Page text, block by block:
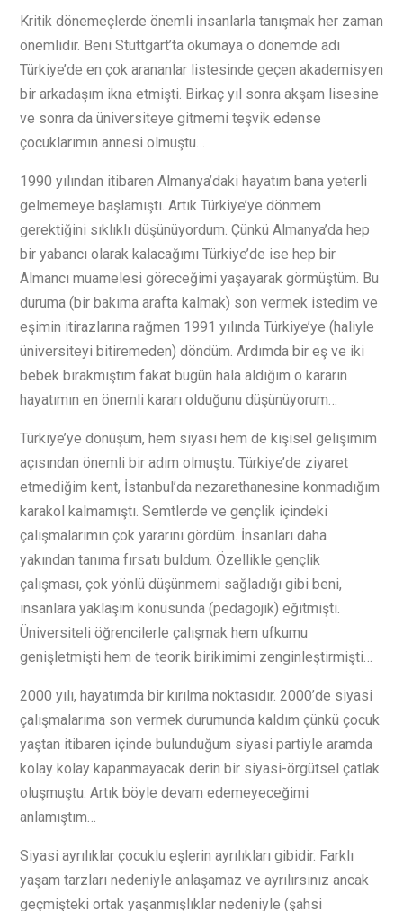
Kritik dönemeçlerde önemli insanlarla tanışmak her zaman
önemlidir. Beni Stuttgart’ta okumaya o dönemde adı
Türkiye’de en çok arananlar listesinde geçen akademisyen
bir arkadaşım ikna etmişti. Birkaç yıl sonra akşam lisesine
ve sonra da üniversiteye gitmemi teşvik edense
çocuklarımın annesi olmuştu…
1990 yılından itibaren Almanya’daki hayatım bana yeterli
gelmemeye başlamıştı. Artık Türkiye’ye dönmem
gerektiğini sıklıklı düşünüyordum. Çünkü Almanya’da hep
bir yabancı olarak kalacağımı Türkiye’de ise hep bir
Almancı muamelesi göreceğimi yaşayarak görmüştüm. Bu
duruma (bir bakıma arafta kalmak) son vermek istedim ve
eşimin itirazlarına rağmen 1991 yılında Türkiye’ye (haliyle
üniversiteyi bitiremeden) döndüm. Ardımda bir eş ve iki
bebek bırakmıştım fakat bugün hala aldığım o kararın
hayatımın en önemli kararı olduğunu düşünüyorum…
Türkiye’ye dönüşüm, hem siyasi hem de kişisel gelişimim
açısından önemli bir adım olmuştu. Türkiye’de ziyaret
etmediğim kent, İstanbul’da nezarethanesine konmadığım
karakol kalmamıştı. Semtlerde ve gençlik içindeki
çalışmalarımın çok yararını gördüm. İnsanları daha
yakından tanıma fırsatı buldum. Özellikle gençlik
çalışması, çok yönlü düşünmemi sağladığı gibi beni,
insanlara yaklaşım konusunda (pedagojik) eğitmişti.
Üniversiteli öğrencilerle çalışmak hem ufkumu
genişletmişti hem de teorik birikimimi zenginleştirmişti…
2000 yılı, hayatımda bir kırılma noktasıdır. 2000’de siyasi
çalışmalarıma son vermek durumunda kaldım çünkü çocuk
yaştan itibaren içinde bulunduğum siyasi partiyle aramda
kolay kolay kapanmayacak derin bir siyasi-örgütsel çatlak
oluşmuştu. Artık böyle devam edemeyeceğimi
anlamıştım…
Siyasi ayrılıklar çocuklu eşlerin ayrılıkları gibidir. Farklı
yaşam tarzları nedeniyle anlaşamaz ve ayrılırsınız ancak
geçmişteki ortak yaşanmışlıklar nedeniyle (şahsi